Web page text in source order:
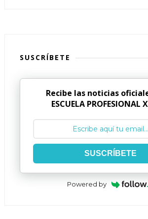
SUSCRÍBETE
Recibe las noticias
ESCUELA PROFESIONAL
SUSCRÍBETE
Powered by